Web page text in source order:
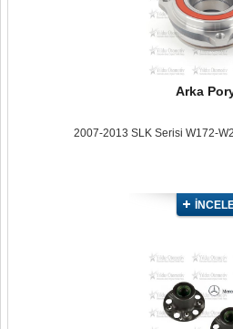
Arka
2007-2013 SLK Serisi W172-